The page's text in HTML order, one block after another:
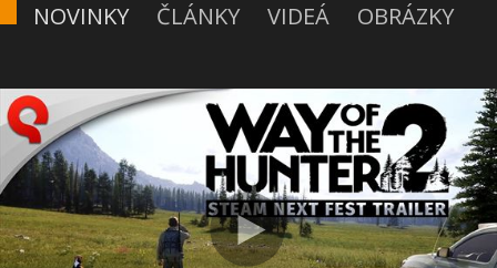
NOVINKY ČLÁNKY VIDEÁ OBRÁZKY